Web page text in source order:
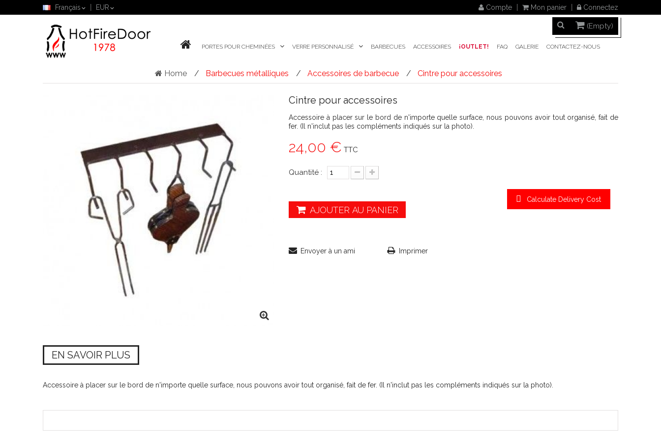
Compte Mon panier Connectez
Français EUR
(Empty)
PORTES POUR CHEMINÉES VERRE PERSONNALISÉ BARBECUES ACCESSOIRES ¡OUTLET! FAQ GALERIE CONTACTEZ-NOUS
Home Barbecues métalliques Accessoires de barbecue Cintre pour accessoires
Cintre pour accessoires
Accessoire à placer sur le bord de n'importe quelle surface, nous pouvons avoir tout organisé, fait de
fer. (Il n'inclut pas les compléments indiqués sur la photo).
24,00 € TTC
Quantité :
Calculate Delivery Cost
AJOUTER AU PANIER
Envoyer à un ami Imprimer
EN SAVOIR PLUS
Accessoire à placer sur le bord de n'importe quelle surface, nous pouvons avoir tout organisé, fait de fer. (Il n'inclut pas les compléments indiqués sur la photo).